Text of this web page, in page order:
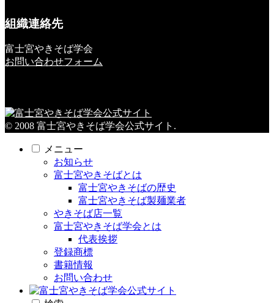
組織連絡先
富士宮やきそば学会
お問い合わせフォーム
© 2008 富士宮やきそば学会公式サイト.
メニュー
お知らせ
富士宮やきそばとは
富士宮やきそばの歴史
富士宮やきそば製麺業者
やきそば店一覧
富士宮やきそば学会とは
代表挨拶
登録商標
書籍情報
お問い合わせ